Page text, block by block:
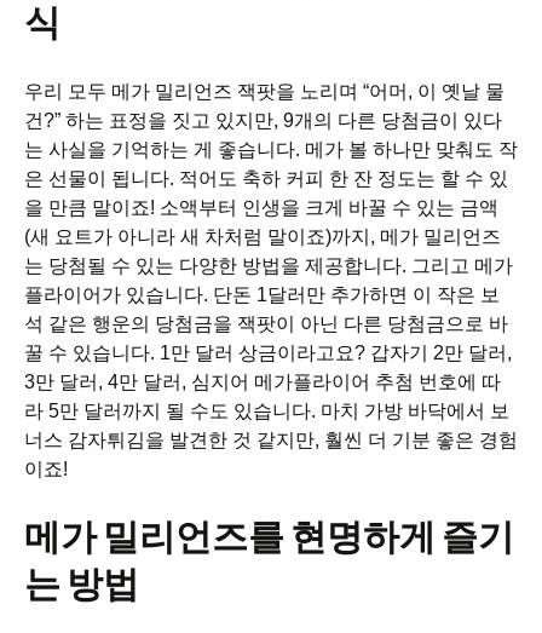
식
우리 모두 메가 밀리언즈 잭팟을 노리며 “어머, 이 옛날 물
건?” 하는 표정을 짓고 있지만, 9개의 다른 당첨금이 있다
는 사실을 기억하는 게 좋습니다. 메가 볼 하나만 맞춰도 작
은 선물이 됩니다. 적어도 축하 커피 한 잔 정도는 할 수 있
을 만큼 말이죠! 소액부터 인생을 크게 바꿀 수 있는 금액
(새 요트가 아니라 새 차처럼 말이죠)까지, 메가 밀리언즈
는 당첨될 수 있는 다양한 방법을 제공합니다. 그리고 메가
플라이어가 있습니다. 단돈 1달러만 추가하면 이 작은 보
석 같은 행운의 당첨금을 잭팟이 아닌 다른 당첨금으로 바
꿀 수 있습니다. 1만 달러 상금이라고요? 갑자기 2만 달러,
3만 달러, 4만 달러, 심지어 메가플라이어 추첨 번호에 따
라 5만 달러까지 될 수도 있습니다. 마치 가방 바닥에서 보
너스 감자튀김을 발견한 것 같지만, 훨씬 더 기분 좋은 경험
이죠!
메가 밀리언즈를 현명하게 즐기
는 방법